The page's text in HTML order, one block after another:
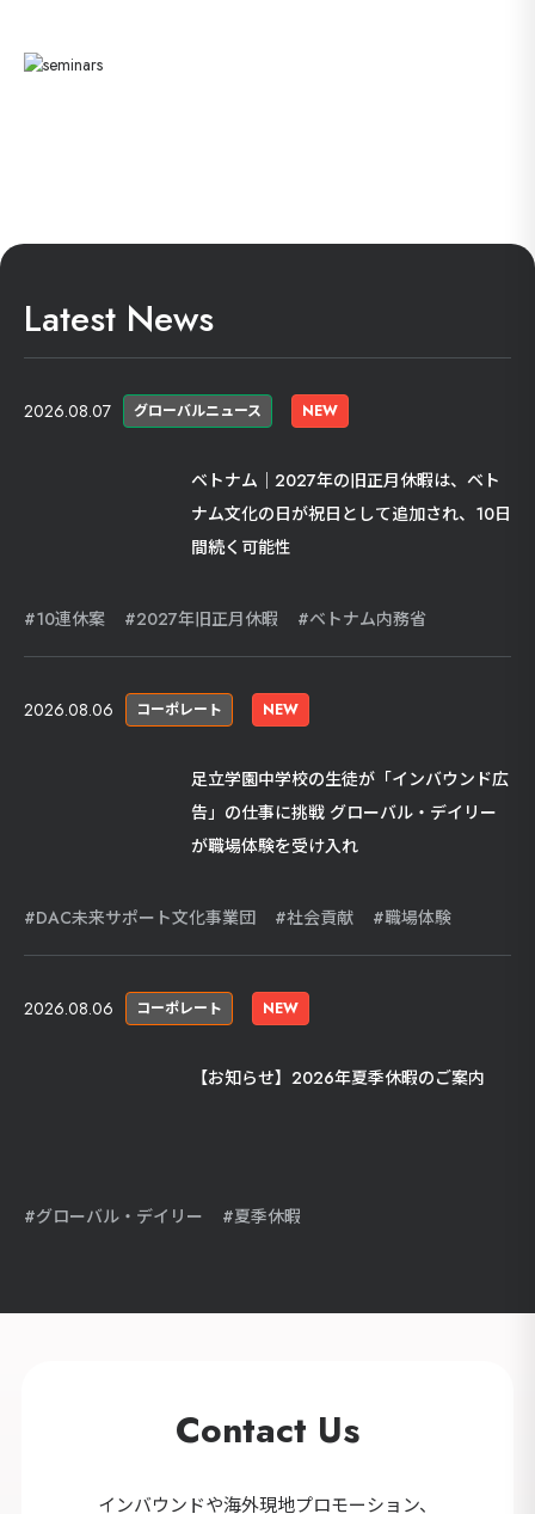
Latest News
NEW
グローバルニュース
2026.08.07
ベトナム｜2027年の旧正月休暇は、ベト
ナム文化の日が祝日として追加され、10日
間続く可能性
10連休案 2027年旧正月休暇 ベトナム内務省
NEW
コーポレート
2026.08.06
足立学園中学校の生徒が「インバウンド広
告」の仕事に挑戦 グローバル・デイリー
が職場体験を受け入れ
DAC未来サポート文化事業団 社会貢献 職場体験
NEW
コーポレート
2026.08.06
【お知らせ】2026年夏季休暇のご案内
グローバル・デイリー 夏季休暇
Contact Us
インバウンドや海外現地プロモーション、